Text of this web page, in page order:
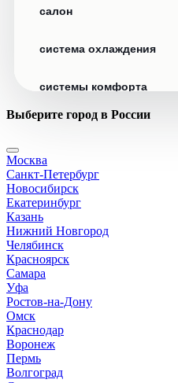
салон
система охлаждения
системы комфорта
стекла
стеклоочистители
топливная система
тормозная система
трансмиссия
Выберите город в России
Москва
Санкт-Петербург
Новосибирск
Екатеринбург
Казань
Нижний Новгород
Челябинск
Красноярск
Самара
Уфа
Ростов-на-Дону
Омск
Краснодар
Воронеж
Пермь
Волгоград